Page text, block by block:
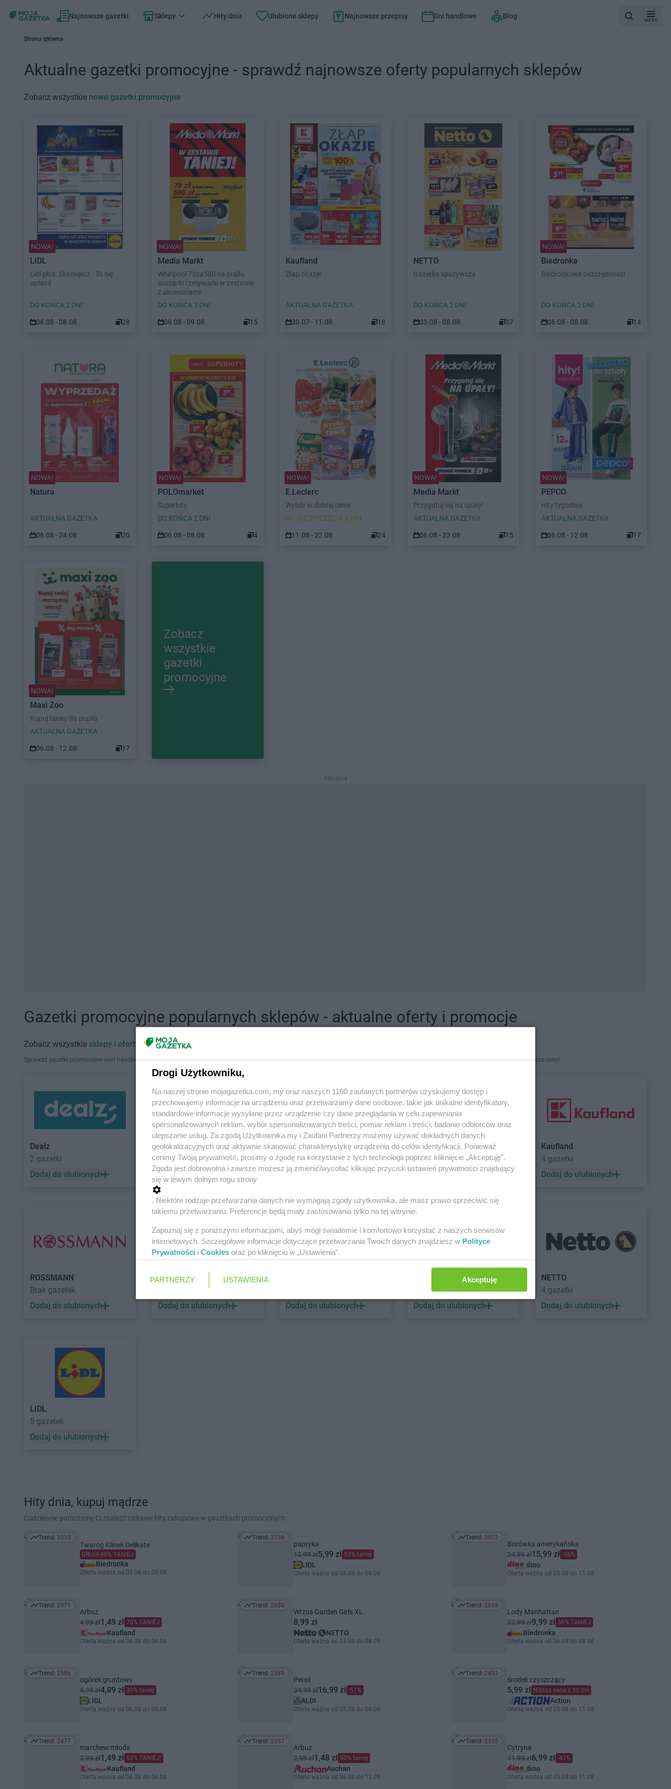
Najnowsze gazetki Sklepy Hity dnia Ulubione sklepy Najnowsze przepisy Dni handlowe Blog
MENU
Strona główna
Aktualne gazetki promocyjne - sprawdź najnowsze oferty popularnych sklepów
Zobacz wszystkie nowe gazetki promocyjne
NOWA!
LIDL
Lidl plus. Skanujesz - To się
opłaca
DO KOŃCA 2 DNI
06.08 - 08.08 28
NOWA!
Media Markt
Whirlpool 70za500 na pralki,
suszarki i zmywarki w zestawie
z akcesoriami!
DO KOŃCA 3 DNI
06.08 - 09.08 15
Kaufland
Złap okazje
AKTUALNA GAZETKA
30.07 - 11.08 18
NETTO
Gazetka spożywcza
DO KOŃCA 2 DNI
03.08 - 08.08 37
NOWA!
Biedronka
Biedronkowe oszczędności
DO KOŃCA 2 DNI
06.08 - 08.08 14
NOWA!
Natura
AKTUALNA GAZETKA
06.08 - 24.08 20
NOWA!
POLOmarket
Superhity
DO KOŃCA 2 DNI
06.08 - 08.08 4
NOWA!
E.Leclerc
Wybór w dobrej cenie
DO ROZPOCZĘCIA 5 DNI
11.08 - 22.08 24
NOWA!
Media Markt
Przygotuj się na upały!
AKTUALNA GAZETKA
06.08 - 23.08 15
NOWA!
PEPCO
Hity tygodnia
AKTUALNA GAZETKA
06.08 - 12.08 17
NOWA!
Maxi Zoo
Kupuj taniej dla pupila
AKTUALNA GAZETKA
06.08 - 12.08 17
Zobacz
wszystkie
gazetki
promocyjne
Reklama
Gazetki promocyjne popularnych sklepów - aktualne oferty i promocje
Zobacz wszystkie sklepy i oferty promocyjne
Sprawdź gazetki promocyjne sieci handlowych, które działają w Polsce. Znajdziesz tutaj sklepy należące do lokalnych sieci oraz duże, znane super- i hipermarkety. Najlepsze promocje i najniższe ceny!
Dealz
2 gazetki
Dodaj do ulubionych
POLOmarket
11 gazetek
Dodaj do ulubionych
PEPCO
1 gazetka
Dodaj do ulubionych
dino
1 gazetka
Dodaj do ulubionych
Kaufland
4 gazetki
Dodaj do ulubionych
ROSSMANN
Brak gazetek
Dodaj do ulubionych
Auchan
Dodaj do ulubionych
Dodaj do ulubionych
10 gazetek
Dodaj do ulubionych
NETTO
4 gazetki
Dodaj do ulubionych
LIDL
5 gazetek
Dodaj do ulubionych
Hity dnia, kupuj mądrze
Codziennie pomożemy Ci znaleźć ciekawe hity zakupowe w gazetkach promocyjnych
Trend: 3210
Trend: 3210
Twaróg Klinek Delikate
DRUGI 40% TANIEJ
Biedronka
Oferta ważna od 03.08 do 08.08
Trend: 3136
Trend: 3136
papryka
12,99 zł5,99 zł 53% taniej
LIDL
Oferta ważna od 06.08 do 08.08
Trend: 3022
Trend: 3022
Borówka amerykańska
24,99 zł15,99 zł -36%
dino
Oferta ważna od 05.08 do 11.08
Trend: 2971
Trend: 2971
Arbuz
4,99 zł1,49 zł 70% TANIEJ
Kaufland
Oferta ważna od 06.08 do 08.08
Trend: 2688
Trend: 2688
Wrzos Garden Girls XL
8,99 zł
NETTO
Oferta ważna od 03.08 do 08.08
Trend: 2668
Trend: 2668
Lody Manhattan
22,99 zł9,99 zł 56% TANIEJ
Biedronka
Oferta ważna od 06.08 do 08.08
Trend: 2586
Trend: 2586
ogórek gruntowy
6,99 zł4,89 zł 30% taniej
LIDL
Oferta ważna od 06.08 do 08.08
Trend: 2585
Trend: 2585
Persil
34,99 zł16,99 zł -51%
ALDI
Oferta ważna od 05.08 do 08.08
Trend: 2492
Trend: 2492
środek czyszczący
5,99 zł Niższa cena z 30 dni
Action
Oferta ważna od 05.08 do 11.08
Trend: 2477
Trend: 2477
marchew młoda
3,99 zł1,49 zł 62% TANIEJ!
Kaufland
Oferta ważna od 06.08 do 08.08
Trend: 2357
Trend: 2357
Arbuz
2,99 zł1,48 zł 50% taniej
Auchan
Oferta ważna od 06.08 do 12.08
Trend: 2355
Trend: 2355
Cytryna
11,99 zł6,99 zł -41%
dino
Oferta ważna od 05.08 do 11.08
Drogi Użytkowniku,
Na naszej stronie mojagazetka.com, my oraz naszych 1160 zaufanych partnerów uzyskujemy dostęp i
przechowujemy informacje na urządzeniu oraz przetwarzamy dane osobowe, takie jak unikalne identyfikatory,
standardowe informacje wysyłane przez urządzenie czy dane przeglądania w celu zapewniania
spersonalizowanych reklam, wybór spersonalizowanych treści, pomiar reklam i treści, badanie odbiorców oraz
ulepszanie usług. Za zgodą Użytkownika my i Zaufani Partnerzy możemy używać dokładnych danych
geolokalizacyjnych oraz aktywnie skanować charakterystykę urządzenia do celów identyfikacji. Ponieważ
cenimy Twoją prywatność, prosimy o zgodę na korzystanie z tych technologii poprzez kliknięcie „Akceptuję”.
Zgoda jest dobrowolna i zawsze możesz ją zmienić/wycofać klikając przycisk ustawień prywatności znajdujący
się w lewym dolnym rogu strony
. Niektóre rodzaje przetwarzania danych nie wymagają zgody użytkownika, ale masz prawo sprzeciwić się
takiemu przetwarzaniu. Preferencje będą miały zastosowania tylko na tej witrynie.
Zapoznaj się z poniższymi informacjami, abyś mógł świadomie i komfortowo korzystać z naszych serwisów
internetowych. Szczegółowe informacje dotyczące przetwarzania Twoich danych znajdziesz w Polityce
Prywatności i Cookies oraz po kliknięciu w „Ustawienia”.
PARTNERZY USTAWIENIA Akceptuję